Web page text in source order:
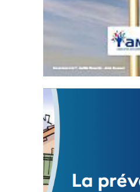
Statut de l’élu local
3 avril 2024
Mise à jour avril 2024
FEUILLETER